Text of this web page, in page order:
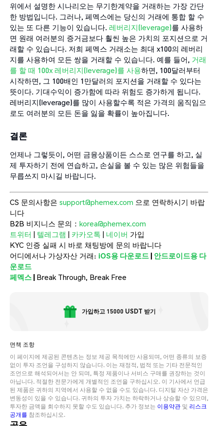
위에서 설명한 시나리오는 무기한계약을 거래하는 가장 간단
한 방법입니다. 그러나, 페멕스에는 당신의 거래에 통합 할 수
있는 또 다른 기능이 있습니다. 레버리지(leverage)를 사용하
면 원래 여러분의 증거금보다 훨씬 높은 가치의 포지션으로 거
래할 수 있습니다. 저희 페멕스 거래소는 최대 x100의 레버리
지를 사용하여 모든 쌍을 거래할 수 있습니다. 예를 들어, 거래
를 할 때 100x 레버리지(leverage)를 사용하면, 100달러부터
시작하면, 그 100배인 1만달러의 포지션을 거래할 수 있다는
뜻이다. 기대수익이 증가함에 따라 위험도 증가하게 됩니다.
레버리지(leverage)를 많이 사용할수록 적은 가격의 움직임으
로도 여러분의 모든 돈을 잃을 확률이 높아집니다.
결론
언제나 그렇듯이, 어떤 금융상품이든 스스로 연구를 하고, 실
제 투자하기 전에 연습하고, 손실을 볼 수 있는 많은 위험들을
무릅쓰지 마시길 바랍니다.
CS 문의사항은 support@phemex.com 으로 연락하시기 바랍
니다
B2B 비지니스 문의： korea@phemex.com
트위터 | 텔레그램 | 카카오톡 | 네이버 가입
KYC 인증 실패 시 바로 채팅방에 문의 바랍니다
어디에서나 가상자산 거래: iOS용 다운로드 | 안드로이드용 다
운로드
페멕스 | Break Through, Break Free
가입하고 15000 USDT 받기
면책 조항
이 페이지에 제공된 콘텐츠는 정보 제공 목적에만 사용되며, 어떤 종류의 보증
없이 투자 조언을 구성하지 않습니다. 이는 재정적, 법적 또는 기타 전문적인
조언으로 해석되어서는 안 되며, 특정 제품이나 서비스 구매를 권장하는 것이
아닙니다. 적절한 전문가에게 개별적인 조언을 구하십시오. 이 기사에서 언급
된 제품은 귀하의 지역에서 사용할 수 없을 수도 있습니다. 디지털 자산 가격은
변동성이 있을 수 있습니다. 귀하의 투자 가치는 하락하거나 상승할 수 있으며,
투자한 금액을 회수하지 못할 수도 있습니다. 추가 정보는 이용약관 및 리스크
공개를 참조하십시오.